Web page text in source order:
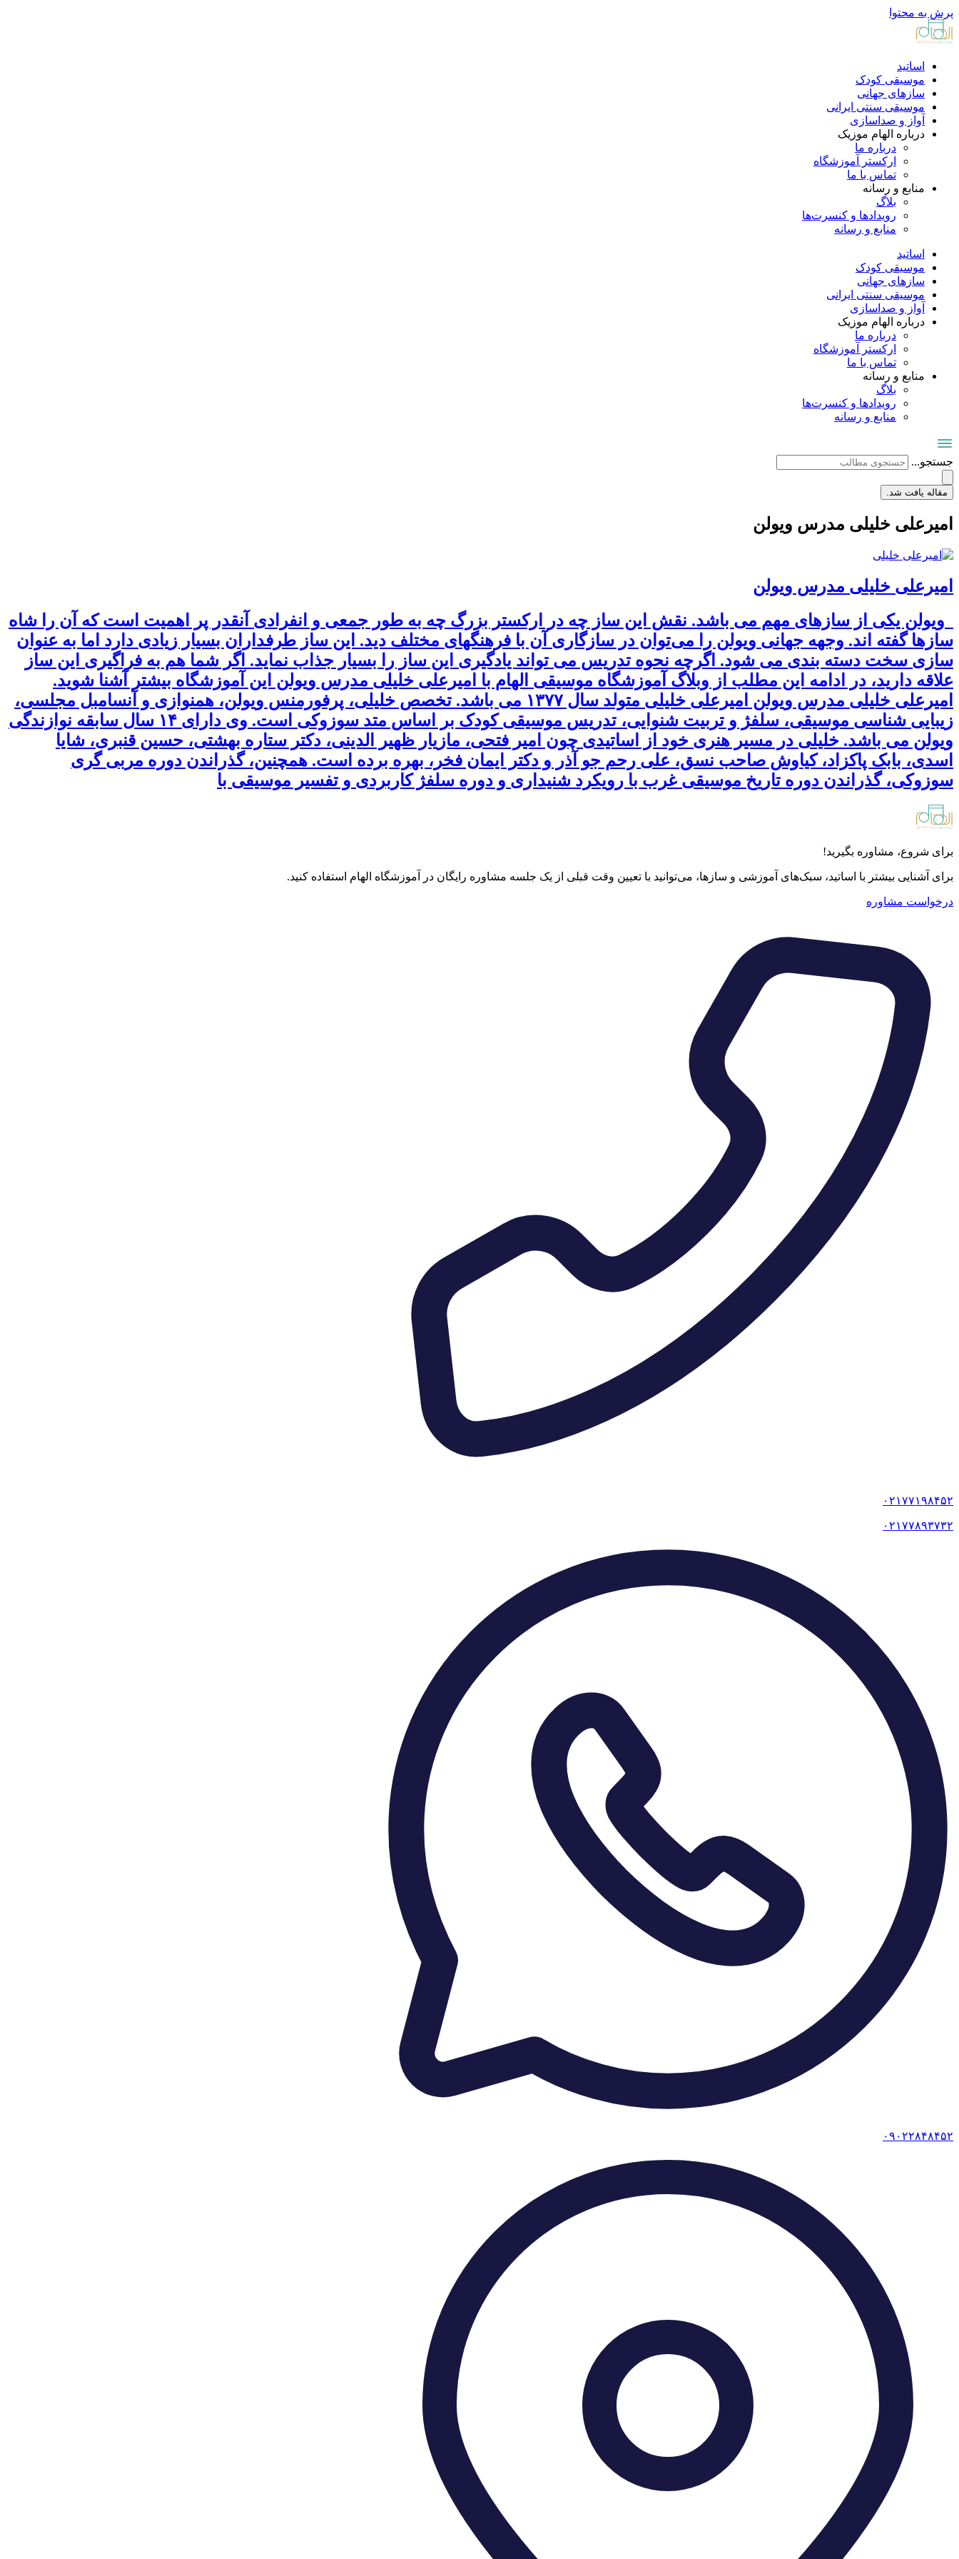
پرش به محتوا
اساتید
موسیقی کودک
سازهای جهانی
موسیقی سنتی ایرانی
آواز و صداسازی
درباره الهام موزیک
درباره ما
ارکستر آموزشگاه
تماس با ما
منابع و رسانه
بلاگ
رویدادها و کنسرت‌ها
منابع و رسانه
اساتید
موسیقی کودک
سازهای جهانی
موسیقی سنتی ایرانی
آواز و صداسازی
درباره الهام موزیک
درباره ما
ارکستر آموزشگاه
تماس با ما
منابع و رسانه
بلاگ
رویدادها و کنسرت‌ها
منابع و رسانه
جستجو...
مقاله یافت شد.
امیرعلی خلیلی مدرس ویولن
امیرعلی خلیلی مدرس ویولن
ویولن یکی از سازهای مهم می باشد. نقش این ساز چه در ارکستر بزرگ چه به طور جمعی و انفرادی آنقدر پر اهمیت است که آن را شاه
سازها گفته اند. وجهه جهانی ویولن را می‌توان در سازگاری آن با فرهنگهای مختلف دید. این ساز طرفداران بسیار زیادی دارد اما به عنوان
سازی سخت دسته بندی می شود. اگرچه نحوه تدریس می تواند یادگیری این ساز را بسیار جذاب نماید. اگر شما هم به فراگیری این ساز
علاقه دارید، در ادامه این مطلب از وبلاگ آموزشگاه موسیقی الهام با امیرعلی خلیلی مدرس ویولن این آموزشگاه بیشتر آشنا شوید.
امیرعلی خلیلی مدرس ویولن امیرعلی خلیلی متولد سال ۱۳۷۷ می باشد. تخصص خلیلی، پرفورمنس ویولن، همنوازی و آنسامبل مجلسی،
زیبایی شناسی موسیقی، سلفژ و تربیت شنوایی، تدریس موسیقی کودک بر اساس متد سوزوکی است. وی دارای ۱۴ سال سابقه نوازندگی
ویولن می باشد. خلیلی در مسیر هنری خود از اساتیدی چون امیر فتحی، مازیار ظهیر الدینی، دکتر ستاره بهشتی، حسین قنبری، شایا
اسدی، بابک پاکزاد، کیاوش صاحب نسق، علی رحم جو آذر و دکتر ایمان فخر، بهره برده است. همچنین، گذراندن دوره مربی گری
سوزوکی، گذراندن دوره تاریخ موسیقی غرب با رویکرد شنیداری و دوره سلفژ کاربردی و تفسیر موسیقی با
برای شروع، مشاوره بگیرید!
برای آشنایی بیشتر با اساتید، سبک‌های آموزشی و سازها، می‌توانید با تعیین وقت قبلی از یک جلسه مشاوره رایگان در آموزشگاه الهام استفاده کنید.
درخواست مشاوره
۰۲۱۷۷۱۹۸۴۵۲
۰۲۱۷۷۸۹۳۷۳۲
۰۹۰۲۲۸۴۸۴۵۲